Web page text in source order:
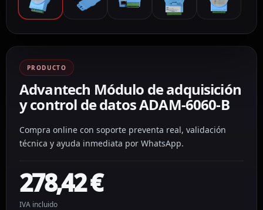
PRODUCTO
Advantech Módulo de adquisición
y control de datos ADAM-6060-B
Compra online con soporte preventa real, validación
técnica y ayuda inmediata por WhatsApp.
278,42€
IVA incluido